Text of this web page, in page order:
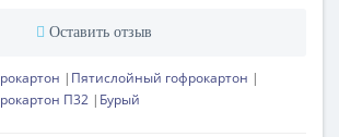
Оставить отзыв
Пятислойный гофрокартон
П32
Бурый